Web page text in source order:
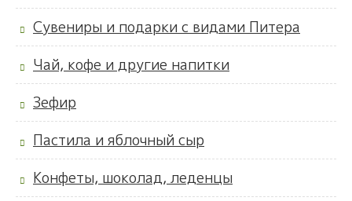
Сувениры и подарки с видами Питера
Чай, кофе и другие напитки
Зефир
Пастила и яблочный сыр
Конфеты, шоколад, леденцы